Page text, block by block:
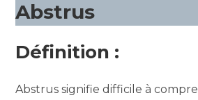
Abstrus
Définition :
Abstrus signifie difficile à